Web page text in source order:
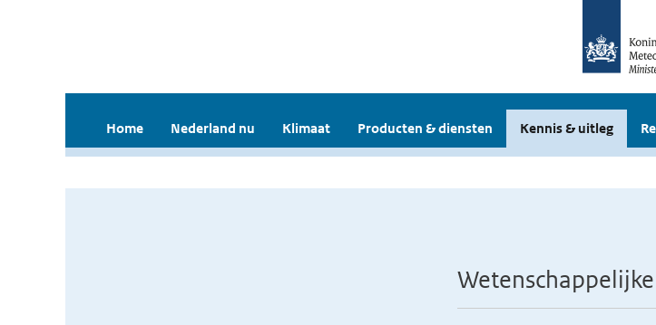
Home Nederland nu Klimaat Producten & diensten Kennis & uitleg